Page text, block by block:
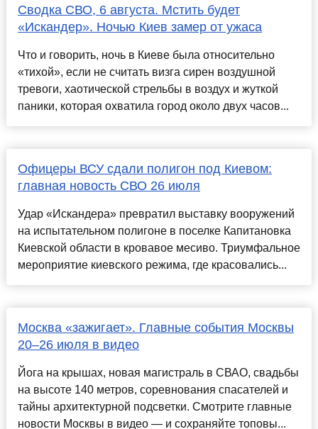
Сводка СВО, 6 августа. Мстить будет
«Искандер». Ночью Киев замер от ужаса
Что и говорить, ночь в Киеве была относительно
«тихой», если не считать визга сирен воздушной
тревоги, хаотической стрельбы в воздух и жуткой
паники, которая охватила город около двух часов...
Офицеры ВСУ сдали полигон под Киевом:
главная новость СВО 26 июля
Удар «Искандера» превратил выставку вооружений
на испытательном полигоне в поселке Капитановка
Киевской области в кровавое месиво. Триумфальное
мероприятие киевского режима, где красовались...
Москва «зажигает». Главные события Москвы
20–26 июля в видео
Йога на крышах, новая магистраль в СВАО, свадьбы
на высоте 140 метров, соревнования спасателей и
тайны архитектурной подсветки. Смотрите главные
новости Москвы в видео — и сохраняйте топовы...